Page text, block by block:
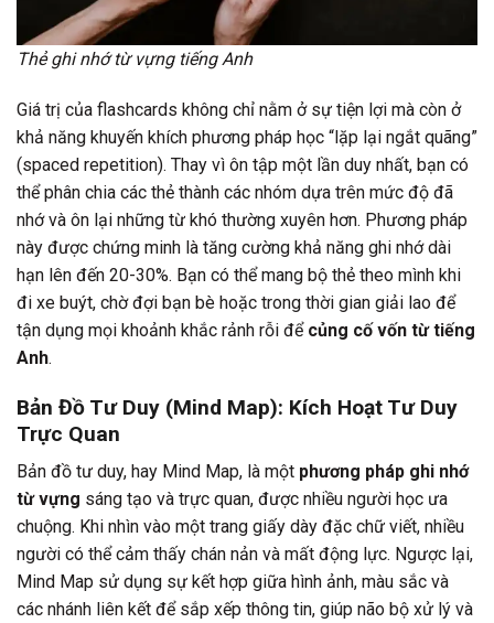
Thẻ ghi nhớ từ vựng tiếng Anh
Giá trị của flashcards không chỉ nằm ở sự tiện lợi mà còn ở
khả năng khuyến khích phương pháp học “lặp lại ngắt quãng”
(spaced repetition). Thay vì ôn tập một lần duy nhất, bạn có
thể phân chia các thẻ thành các nhóm dựa trên mức độ đã
nhớ và ôn lại những từ khó thường xuyên hơn. Phương pháp
này được chứng minh là tăng cường khả năng ghi nhớ dài
hạn lên đến 20-30%. Bạn có thể mang bộ thẻ theo mình khi
đi xe buýt, chờ đợi bạn bè hoặc trong thời gian giải lao để
tận dụng mọi khoảnh khắc rảnh rỗi để củng cố vốn từ tiếng
Anh.
Bản Đồ Tư Duy (Mind Map): Kích Hoạt Tư Duy
Trực Quan
Bản đồ tư duy, hay Mind Map, là một phương pháp ghi nhớ
từ vựng sáng tạo và trực quan, được nhiều người học ưa
chuộng. Khi nhìn vào một trang giấy dày đặc chữ viết, nhiều
người có thể cảm thấy chán nản và mất động lực. Ngược lại,
Mind Map sử dụng sự kết hợp giữa hình ảnh, màu sắc và
các nhánh liên kết để sắp xếp thông tin, giúp não bộ xử lý và